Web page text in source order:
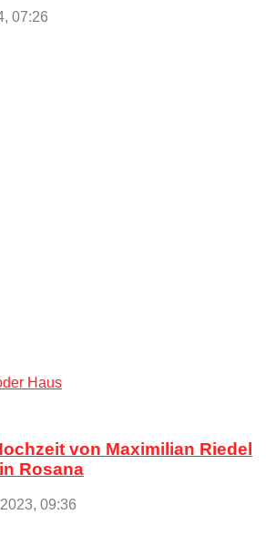
07:26
Haus
von Maximilian Riedel
Rosana
09:36